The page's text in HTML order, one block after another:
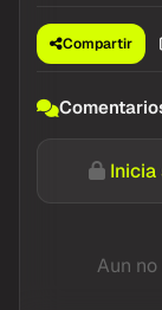
Compartir
Inicia
Aun